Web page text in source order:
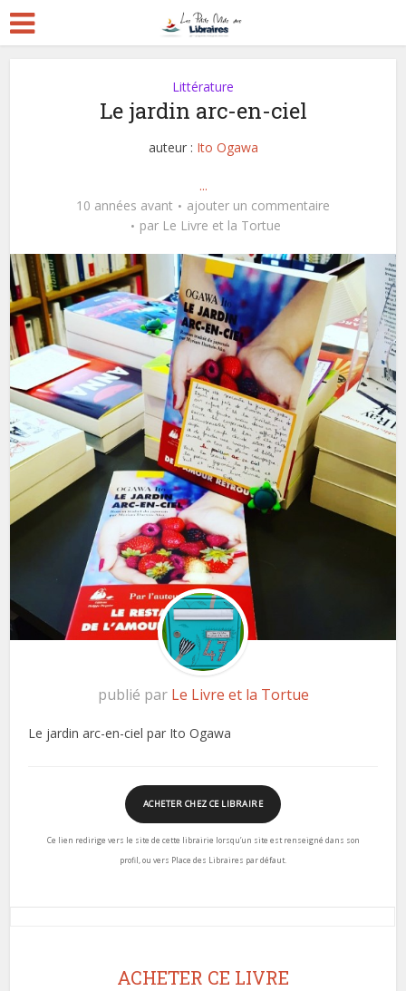
Littérature
Le jardin arc-en-ciel
auteur : Ito Ogawa
...
10 années avant
ajouter un commentaire
par Le Livre et la Tortue
publié par Le Livre et la Tortue
Le jardin arc-en-ciel par Ito Ogawa
ACHETER CHEZ CE LIBRAIRE
Ce lien redirige vers le site de cette librairie lorsqu’un site est renseigné dans son
profil, ou vers Place des Libraires par défaut.
ACHETER CE LIVRE